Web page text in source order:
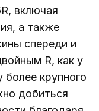
включая
а также
спереди и
R, как у
крупного
добиться